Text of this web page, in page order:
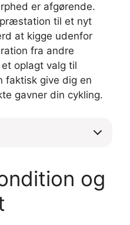
er afgørende.
til et nyt
at kigge udenfor
fra andre
et oplagt valg til
faktisk give dig en
gavner din cykling.
og